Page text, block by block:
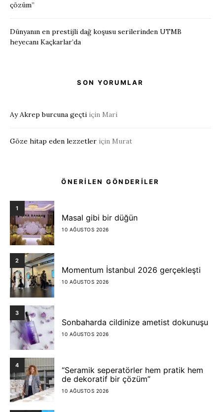
çözüm”
Dünyanın en prestijli dağ koşusu serilerinden UTMB
heyecanı Kaçkarlar’da
SON YORUMLAR
Ay Akrep burcuna geçti için Mari
Göze hitap eden lezzetler için Murat
ÖNERİLEN GÖNDERİLER
1
Masal gibi bir düğün
10 AĞUSTOS 2026
2
Momentum İstanbul 2026 gerçekleşti
10 AĞUSTOS 2026
3
Sonbaharda cildinize ametist dokunuşu
10 AĞUSTOS 2026
4
“Seramik seperatörler hem pratik hem
de dekoratif bir çözüm”
10 AĞUSTOS 2026